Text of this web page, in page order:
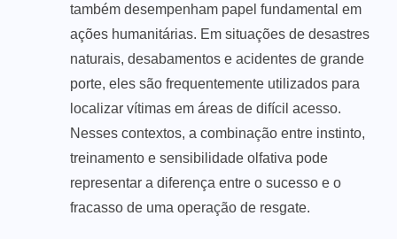
também desempenham papel fundamental em
ações humanitárias. Em situações de desastres
naturais, desabamentos e acidentes de grande
porte, eles são frequentemente utilizados para
localizar vítimas em áreas de difícil acesso.
Nesses contextos, a combinação entre instinto,
treinamento e sensibilidade olfativa pode
representar a diferença entre o sucesso e o
fracasso de uma operação de resgate.